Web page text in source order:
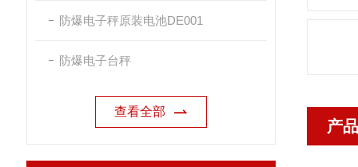
防爆电子秤原装电池DE001
防爆电子台秤
查看全部
产